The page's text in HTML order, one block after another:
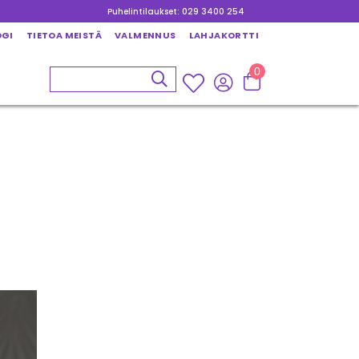
Puhelintilaukset: 029 3400 254
TIETOA MEISTÄ VALMENNUS LAHJAKORTTI
0